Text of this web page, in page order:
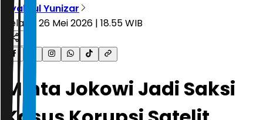
Syahrul Yunizar
Selasa, 26 Mei 2026 | 18.55 WIB
Minta Jokowi Jadi Saksi